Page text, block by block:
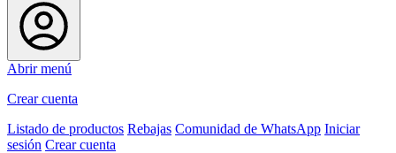
Abrir menú
Crear cuenta
Listado de productos Rebajas Comunidad de WhatsApp Iniciar
sesión Crear cuenta